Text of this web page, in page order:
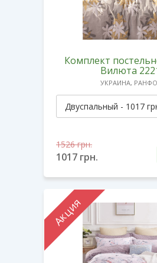
Комплект
Вилюта
УКРАИНА,
1526грн.
1017 грн.
Акция